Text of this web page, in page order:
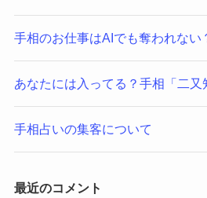
手相のお仕事はAIでも奪われない
あなたには入ってる？手相「二又
手相占いの集客について
最近のコメント